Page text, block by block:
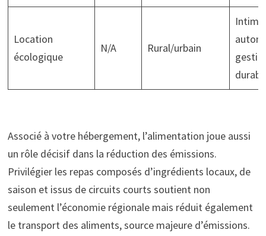
Location
écologique
N/A Rural/urbain
Associé à votre hébergement, l’alimentation joue aussi
un rôle décisif dans la réduction des émissions.
Privilégier les repas composés d’ingrédients locaux, de
saison et issus de circuits courts soutient non
seulement l’économie régionale mais réduit également
le transport des aliments, source majeure d’émissions.